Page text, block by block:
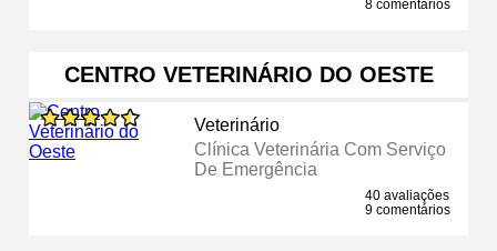
8 comentários
CENTRO VETERINÁRIO DO OESTE
Veterinário
Clínica Veterinária Com Serviço
De Emergência
40 avaliações
9 comentários